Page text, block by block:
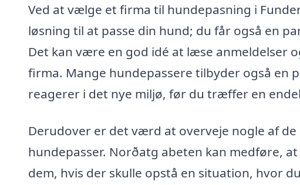
Ved at vælge et firma til hundepasning i
løsning til at passe din hund; du får også en
Det kan være en god idé at læse anmeldelser
firma. Mange hundepassere tilbyder også en
reagerer i det nye miljø, før du træffer en
Derudover er det værd at overveje nogle af
hundepasser. Norðatg abeten kan medføre,
dem, hvis der skulle opstå en situation, hvor